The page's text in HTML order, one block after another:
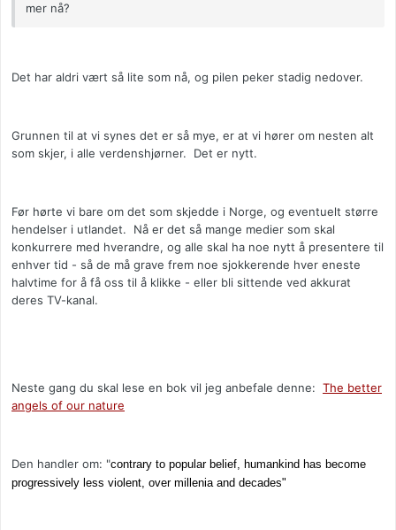
mer nå?
Det har aldri vært så lite som nå, og pilen peker stadig nedover.
Grunnen til at vi synes det er så mye, er at vi hører om nesten alt
som skjer, i alle verdenshjørner. Det er nytt.
Før hørte vi bare om det som skjedde i Norge, og eventuelt større
hendelser i utlandet. Nå er det så mange medier som skal
konkurrere med hverandre, og alle skal ha noe nytt å presentere til
enhver tid - så de må grave frem noe sjokkerende hver eneste
halvtime for å få oss til å klikke - eller bli sittende ved akkurat
deres TV-kanal.
Neste gang du skal lese en bok vil jeg anbefale denne: The better
angels of our nature
Den handler om: "contrary to popular belief, humankind has become
progressively less violent, over millenia and decades"